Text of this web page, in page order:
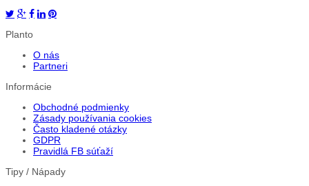
Planto
O nás
Partneri
Informácie
Obchodné podmienky
Zásady používania cookies
Často kladené otázky
GDPR
Pravidlá FB súťaží
Tipy / Nápady